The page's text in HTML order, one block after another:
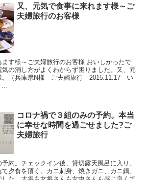
又、元気で食事に来れます様～ご
夫婦旅行のお客様
す様～ご夫婦旅行のお客様 おいしかったで
の消し方がよくわからず困りました。又、元
。（兵庫県N様 ご夫婦旅行 2015.11.17 い
...
コロナ禍で３組のみの予約。本当
に幸せな時間を過ごせました?ご
夫婦旅行
約。チェックイン後、貸切露天風呂に入り、
夕食を頂く。カニ刺身、焼きガニ、カニ鍋、